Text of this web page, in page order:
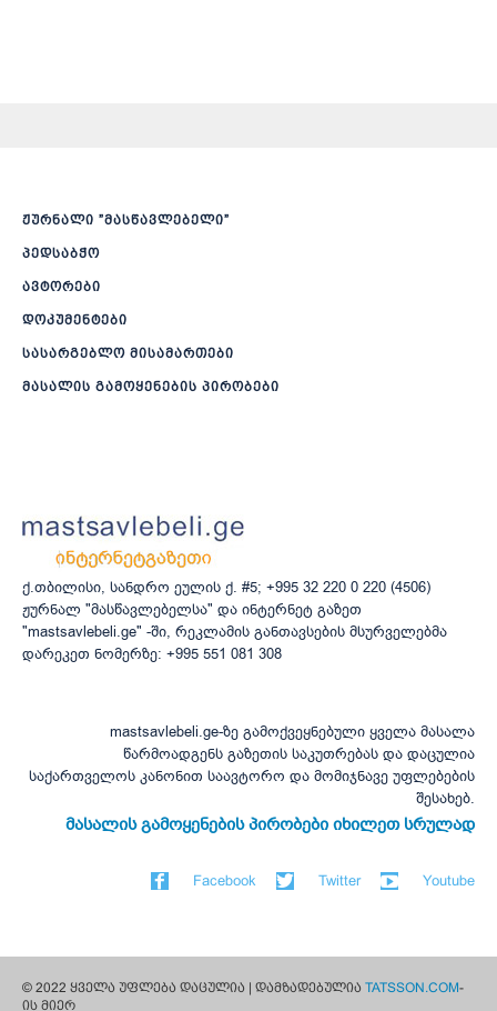
ჟურნალი ”მასწავლებელი”
პედსაბჭო
ავტორები
დოკუმენტები
სასარგებლო მისამართები
მასალის გამოყენების პირობები
ქ.თბილისი, სანდრო ეულის ქ. #5; +995 32 220 0 220 (4506)
ჟურნალ "მასწავლებელსა" და ინტერნეტ გაზეთ
"mastsavlebeli.ge" -ში, რეკლამის განთავსების მსურველებმა
დარეკეთ ნომერზე: +995 551 081 308
mastsavlebeli.ge-ზე გამოქვეყნებული ყველა მასალა
წარმოადგენს გაზეთის საკუთრებას და დაცულია
საქართველოს კანონით საავტორო და მომიჯნავე უფლებების
შესახებ.
მასალის გამოყენების პირობები იხილეთ სრულად
Facebook Twitter Youtube
© 2022 ყველა უფლება დაცულია | დამზადებულია TATSSON.COM-
ის მიერ